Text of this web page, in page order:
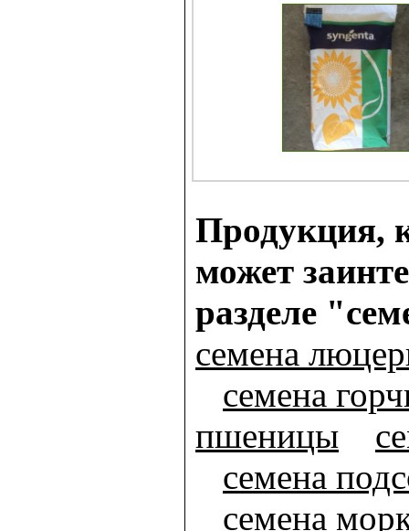
Продукция,
может
разделе
семена
семена
пшеницы
семена
семена